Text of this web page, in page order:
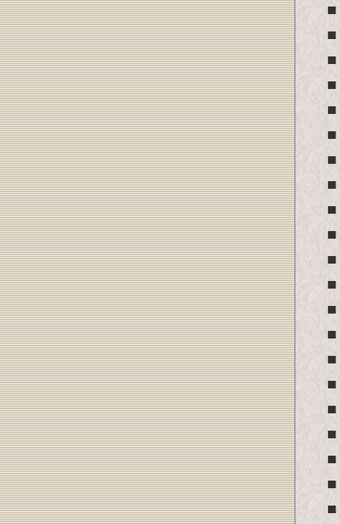
■
■
■
■
■
■
■
■
■
■
■
■
■
■
■
■
■
■
■
■
■